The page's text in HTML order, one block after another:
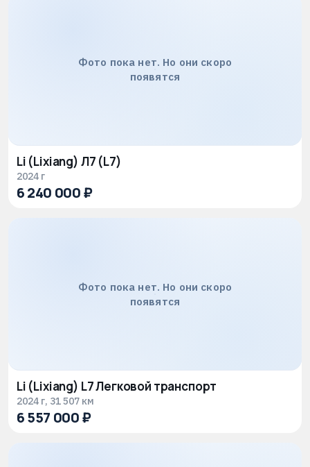
Фото пока нет. Но они скоро
появятся
Li (Lixiang) Л7 (L7)
2024 г
6 240 000 ₽
Фото пока нет. Но они скоро
появятся
Li (Lixiang) L7 Легковой транспорт
2024 г, 31 507 км
6 557 000 ₽